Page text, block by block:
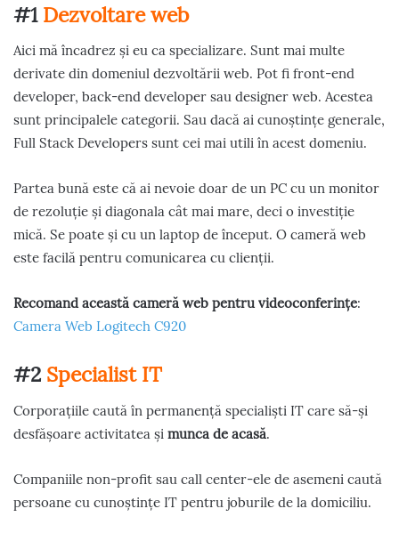
#1 Dezvoltare web
Aici mă încadrez și eu ca specializare. Sunt mai multe
derivate din domeniul dezvoltării web. Pot fi front-end
developer, back-end developer sau designer web. Acestea
sunt principalele categorii. Sau dacă ai cunoștințe generale,
Full Stack Developers sunt cei mai utili în acest domeniu.
Partea bună este că ai nevoie doar de un PC cu un monitor
de rezoluție și diagonala cât mai mare, deci o investiție
mică. Se poate și cu un laptop de început. O cameră web
este facilă pentru comunicarea cu clienții.
Recomand această cameră web pentru videoconferințe:
Camera Web Logitech C920
#2 Specialist IT
Corporațiile caută în permanență specialiști IT care să-și
desfășoare activitatea și munca de acasă.
Companiile non-profit sau call center-ele de asemeni caută
persoane cu cunoștințe IT pentru joburile de la domiciliu.